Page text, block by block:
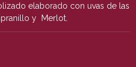
elaborado con uvas de las
y Merlot.